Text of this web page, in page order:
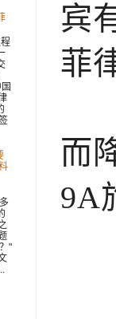
宾
菲
而
9A
"